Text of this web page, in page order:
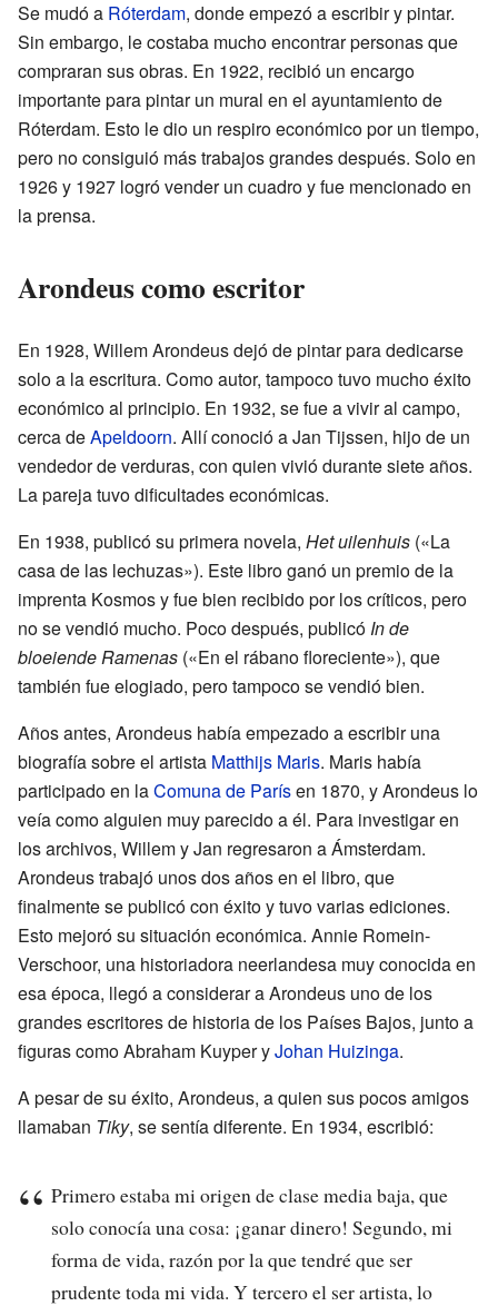
Se mudó a Róterdam, donde empezó a escribir y pintar.
Sin embargo, le costaba mucho encontrar personas que
compraran sus obras. En 1922, recibió un encargo
importante para pintar un mural en el ayuntamiento de
Róterdam. Esto le dio un respiro económico por un tiempo,
pero no consiguió más trabajos grandes después. Solo en
1926 y 1927 logró vender un cuadro y fue mencionado en
la prensa.
Arondeus como escritor
En 1928, Willem Arondeus dejó de pintar para dedicarse
solo a la escritura. Como autor, tampoco tuvo mucho éxito
económico al principio. En 1932, se fue a vivir al campo,
cerca deApeldoorn. Allí conoció a Jan Tijssen, hijo de un
vendedor de verduras, con quien vivió durante siete años.
La pareja tuvo dificultades económicas.
En 1938, publicó su primera novela, Het uilenhuis («La
casa de las lechuzas»). Este libro ganó un premio de la
imprenta Kosmos y fue bien recibido por los críticos, pero
no se vendió mucho. Poco después, publicó In de
bloeiende Ramenas («En el rábano floreciente»), que
también fue elogiado, pero tampoco se vendió bien.
Años antes, Arondeus había empezado a escribir una
biografía sobre el artista Matthijs Maris. Maris había
participado en laComuna de Parísen 1870, y Arondeus lo
veía como alguien muy parecido a él. Para investigar en
los archivos, Willem y Jan regresaron a Ámsterdam.
Arondeus trabajó unos dos años en el libro, que
finalmente se publicó con éxito y tuvo varias ediciones.
Esto mejoró su situación económica. Annie Romein-
Verschoor, una historiadora neerlandesa muy conocida en
esa época, llegó a considerar a Arondeus uno de los
grandes escritores de historia de los Países Bajos, junto a
figuras como Abraham Kuyper yJohan Huizinga.
A pesar de su éxito, Arondeus, a quien sus pocos amigos
llamaban Tiky, se sentía diferente. En 1934, escribió:
Primero estaba mi origen de clase media baja, que
solo conocía una cosa: ¡ganar dinero! Segundo, mi
forma de vida, razón por la que tendré que ser
prudente toda mi vida. Y tercero el ser artista, lo